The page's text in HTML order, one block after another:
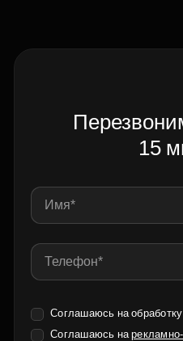
15
Соглашаюсь на обработку
Соглашаюсь на